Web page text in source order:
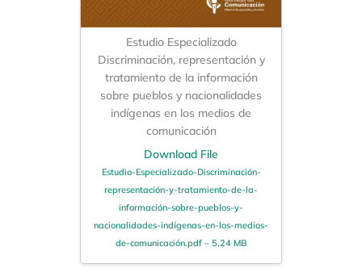
Estudio Especializado
Discriminación, representación y
tratamiento de la información
sobre pueblos y nacionalidades
indígenas en los medios de
comunicación
Download File
Estudio-Especializado-Discriminación-
representación-y-tratamiento-de-la-
información-sobre-pueblos-y-
nacionalidades-indígenas-en-los-medios-
de-comunicación.pdf – 5,24 MB